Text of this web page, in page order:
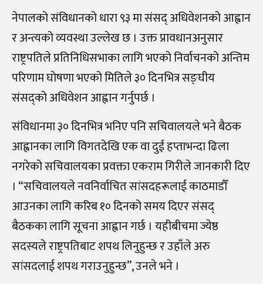
नेपालको संविधानको धारा ९३ मा संसद् अधिवेशनको आह्वान
र अन्त्यको व्यवस्था उल्लेख छ । उक्त प्रावधानअनुसार
राष्ट्रपतिले प्रतिनिधिसभाका लागि भएको निर्वाचनको अन्तिम
परिणाम घोषणा भएको मितिले ३० दिनभित्र सङ्घीय
संसद्को अधिवेशन आह्वान गर्नुपर्छ ।
संविधानमा ३० दिनभित्र भनिए पनि सचिवालयले भने बैठक
आह्वानका लागि विगतदेखि एक वा दुई हप्ताभन्दा ढिला
नगरेको सचिवालयका प्रवक्ता एकराम गिरीले जानकारी दिए
। “सचिवालयले नवनिर्वाचित सांसदहरूलाई काठमाडौँ
आउनका लागि करिब १० दिनको समय दिएर संसद्
बैठकका लागि सूचना आह्वान गर्छ । यहीबीचमा ज्येष्ठ
सदस्यले राष्ट्रपतिबाट शपथ लिनुहुन्छ र उहाँले अरु
सांसदलाई शपथ गराउनुहुन्छ”, उनले भने ।